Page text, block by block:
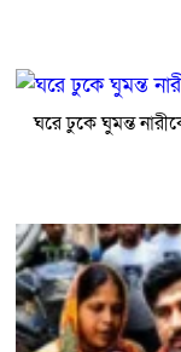
ঘরে ঢুকে ঘুমন্ত